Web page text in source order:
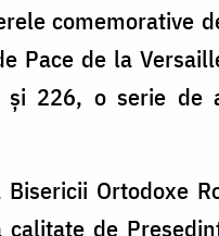
comemorative
Pace de la
226, o serie de
Ortodoxe
de